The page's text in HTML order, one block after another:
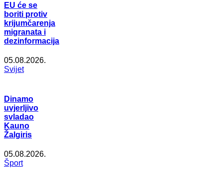
EU će se
boriti protiv
krijumčarenja
migranata i
dezinformacija
05.08.2026.
Svijet
Dinamo
uvjerljivo
svladao
Kauno
Žalgiris
05.08.2026.
Šport